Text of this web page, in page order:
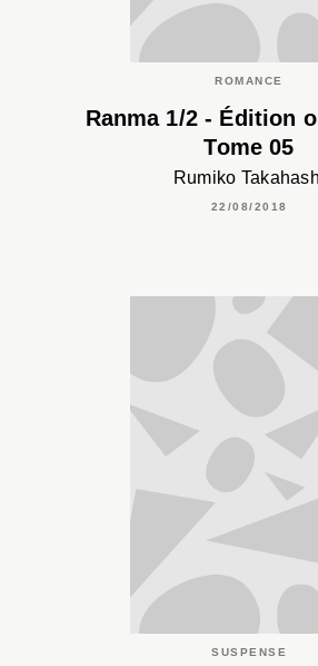
ROMANCE
Ranma 1/2 - Édition
Tome 05
Rumiko
22/08/2018
SUSPENSE